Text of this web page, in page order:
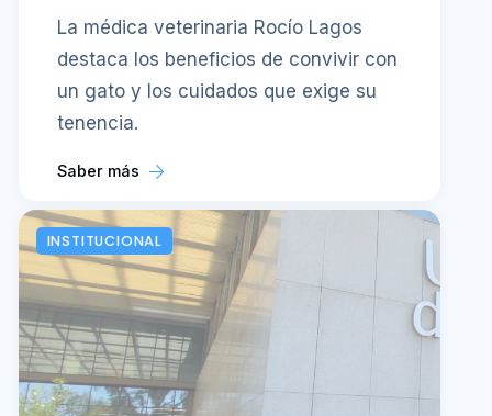
La médica veterinaria Rocío Lagos
destaca los beneficios de convivir con
un gato y los cuidados que exige su
tenencia.
Saber más
INSTITUCIONAL